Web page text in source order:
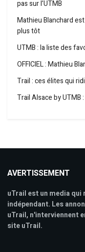
pas sur l’UTMB
Mathieu Blanchard
plus tôt
UTMB : la liste des
OFFICIEL : Mathieu
Trail : ces élites qui
Trail Alsace by UTMB
AVERTISSEMENT
uTrail est un media
indépendant. Les
uTrail, n'interviennent
site uTrail.